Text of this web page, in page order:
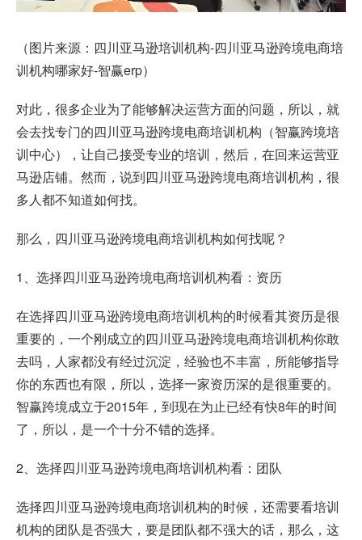
（图片来源：四川亚马逊培训机构-四川亚马逊跨境电商培
训机构哪家好-智赢erp）
对此，很多企业为了能够解决运营方面的问题，所以，就
会去找专门的四川亚马逊跨境电商培训机构（智赢跨境培
训中心），让自己接受专业的培训，然后，在回来运营亚
马逊店铺。然而，说到四川亚马逊跨境电商培训机构，很
多人都不知道如何找。
那么，四川亚马逊跨境电商培训机构如何找呢？
1、选择四川亚马逊跨境电商培训机构看：资历
在选择四川亚马逊跨境电商培训机构的时候看其资历是很
重要的，一个刚成立的四川亚马逊跨境电商培训机构你敢
去吗，人家都没有经过沉淀，经验也不丰富，所能够指导
你的东西也有限，所以，选择一家资历深的是很重要的。
智赢跨境成立于2015年，到现在为止已经有快8年的时间
了，所以，是一个十分不错的选择。
2、选择四川亚马逊跨境电商培训机构看：团队
选择四川亚马逊跨境电商培训机构的时候，还需要看培训
机构的团队是否强大，要是团队都不强大的话，那么，这